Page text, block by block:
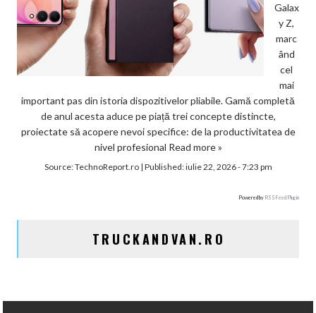
Galax
y Z,
marc
ând
cel
mai
important pas din istoria dispozitivelor pliabile. Gamă completă
de anul acesta aduce pe piață trei concepte distincte,
proiectate să acopere nevoi specifice: de la productivitatea de
nivel profesional Read more »
Source:TechnoReport.ro| Published:iulie 22, 2026 - 7:23 pm
Powered by RSS Feed Plugin
TRUCKANDVAN.RO